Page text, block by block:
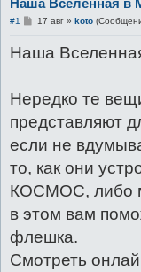
Наша Вселенная в
#1
С
б
и
е
17 авг» koto
Наша
Нередко те
представляют
если не
то, как они
КОСМОС, либо
в этом вам
флешка.
Смотреть